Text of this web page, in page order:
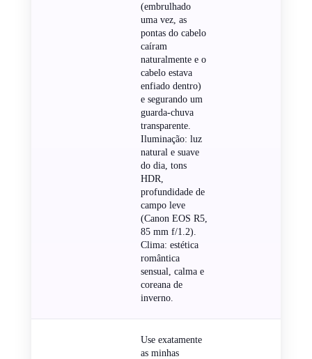
(embrulhado
uma vez, as
pontas do cabelo
caíram
naturalmente e o
cabelo estava
enfiado dentro)
e segurando um
guarda-chuva
transparente.
Iluminação: luz
natural e suave
do dia, tons
HDR,
profundidade de
campo leve
(Canon EOS R5,
85 mm f/1.2).
Clima: estética
romântica
sensual, calma e
coreana de
inverno.
Use exatamente
as minhas